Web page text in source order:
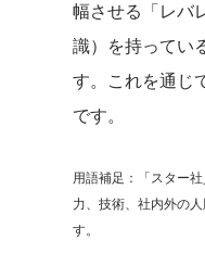
幅させる「レバ
識）を持ってい
す。これを通じ
です。
用語補足：「スター
力、技術、社内外の
す。